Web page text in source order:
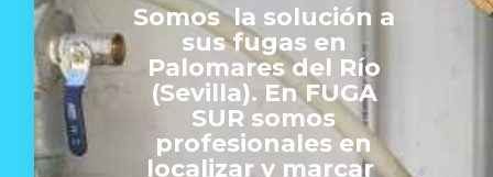
Somos la solución a
sus fugas en
Palomares del Río
(Sevilla). En FUGA
SUR somos
profesionales en
localizar y marcar